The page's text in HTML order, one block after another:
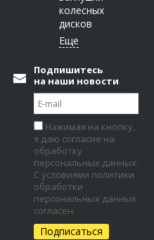
колесных
дисков
Подпишитесь
на наши новости
Нажимая на кнопку,
я даю согласие на
обработку
персональных данных.
С условиями политики
обработки
персональных данных
согласен.